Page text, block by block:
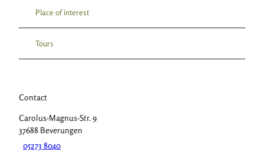
Place of interest
Tours
Contact
Carolus-Magnus-Str. 9
37688 Beverungen
05273 8040